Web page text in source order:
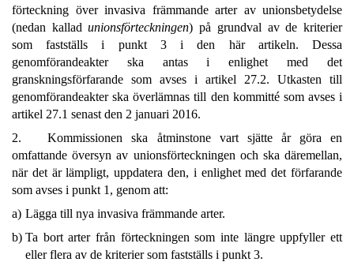
förteckning över invasiva främmande arter av unionsbetydelse
(nedan kalladunionsförteckningen) på grundval av de kriterier
som fastställs i punkt 3 i den här artikeln. Dessa
genomförandeakter ska antas i enlighet med det
granskningsförfarande som avses i artikel 27.2. Utkasten till
genomförandeakter ska överlämnas till den kommitté som avses i
artikel 27.1 senast den 2 januari 2016.
2. Kommissionen ska åtminstone vart sjätte år göra en
omfattande översyn av unionsförteckningen och ska däremellan,
när det är lämpligt, uppdatera den, i enlighet med det förfarande
som avses i punkt 1, genom att:
a) Lägga till nya invasiva främmande arter.
b) Ta bort arter från förteckningen som inte längre uppfyller ett
eller flera av de kriterier som fastställs i punkt 3.